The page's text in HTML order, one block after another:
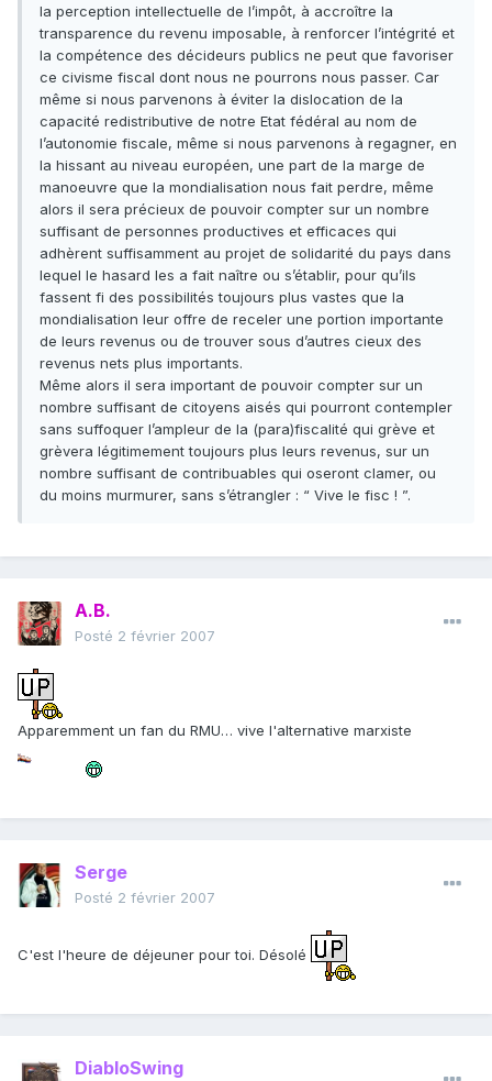
la perception intellectuelle de l’impôt, à accroître la
transparence du revenu imposable, à renforcer l’intégrité et
la compétence des décideurs publics ne peut que favoriser
ce civisme fiscal dont nous ne pourrons nous passer. Car
même si nous parvenons à éviter la dislocation de la
capacité redistributive de notre Etat fédéral au nom de
l’autonomie fiscale, même si nous parvenons à regagner, en
la hissant au niveau européen, une part de la marge de
manoeuvre que la mondialisation nous fait perdre, même
alors il sera précieux de pouvoir compter sur un nombre
suffisant de personnes productives et efficaces qui
adhèrent suffisamment au projet de solidarité du pays dans
lequel le hasard les a fait naître ou s’établir, pour qu’ils
fassent fi des possibilités toujours plus vastes que la
mondialisation leur offre de receler une portion importante
de leurs revenus ou de trouver sous d’autres cieux des
revenus nets plus importants.
Même alors il sera important de pouvoir compter sur un
nombre suffisant de citoyens aisés qui pourront contempler
sans suffoquer l’ampleur de la (para)fiscalité qui grève et
grèvera légitimement toujours plus leurs revenus, sur un
nombre suffisant de contribuables qui oseront clamer, ou
du moins murmurer, sans s’étrangler : “ Vive le fisc ! ”.
A.B.
Posté 2 février 2007
Apparemment un fan du RMU… vive l'alternative marxiste
Serge
Posté 2 février 2007
C'est l'heure de déjeuner pour toi. Désolé
DiabloSwing